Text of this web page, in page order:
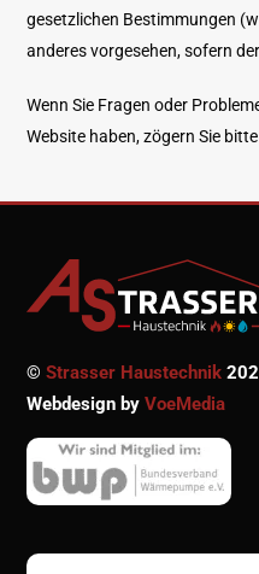
gesetzlichen Bestimmungen
anderes vorgesehen, sofern
Wenn Sie Fragen oder
Website haben, zögern Sie
©Strasser Haustechnik
Webdesign byVoeMedia